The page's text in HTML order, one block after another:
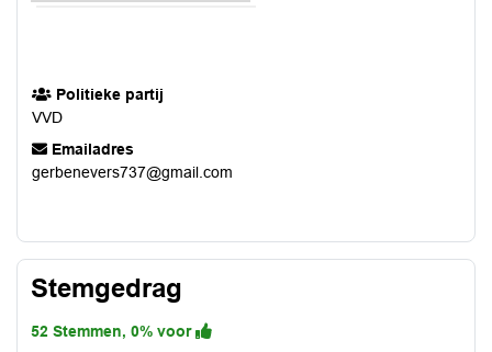
Politieke partij
VVD
Emailadres
gerbenevers737@gmail.com
Stemgedrag
52 Stemmen, 0% voor